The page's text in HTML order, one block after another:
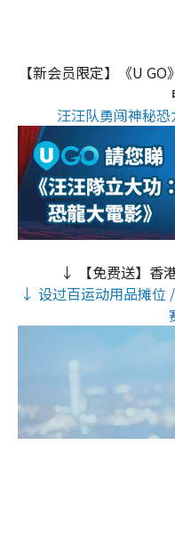
【新会员限定】《U
汪汪队勇闯神秘
↓ 【免费送】香
↓ 设过百运动用品摊位